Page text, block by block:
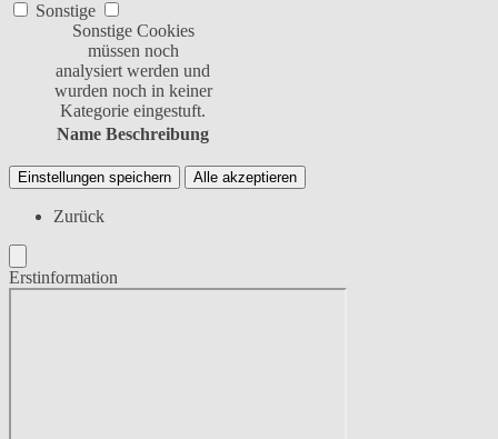
Sonstige
Sonstige Cookies
müssen noch
analysiert werden und
wurden noch in keiner
Kategorie eingestuft.
Name Beschreibung
Einstellungen speichern Alle akzeptieren
Zurück
Erstinformation